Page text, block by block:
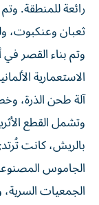
رائعة للمنطقة.
ثعبان وعنكبوت،
وتم بناء القصر في
الاستعمارية
آلة طحن الذرة،
وتشمل القطع
بالريش، كانت
الجاموس
الجمعيات